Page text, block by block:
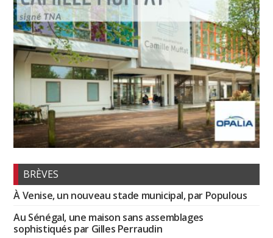
BRÈVES
À Venise, un nouveau stade municipal, par Populous
Au Sénégal, une maison sans assemblages
sophistiqués par Gilles Perraudin